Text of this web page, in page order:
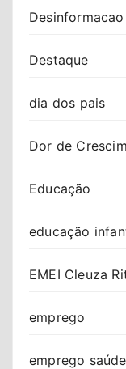
Desinformacao
Destaque
dia dos pais
Dor de
Educação
educação
EMEI Cleuza
emprego
emprego